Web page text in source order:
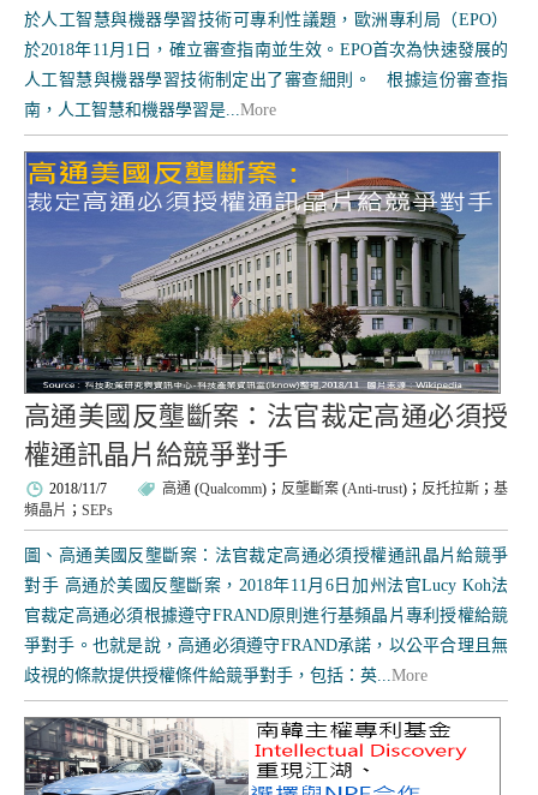
於人工智慧與機器學習技術可專利性議題，歐洲專利局（EPO）
於2018年11月1日，確立審查指南並生效。EPO首次為快速發展的
人工智慧與機器學習技術制定出了審查細則。 根據這份審查指
南，人工智慧和機器學習是...More
高通美國反壟斷案：法官裁定高通必須授
權通訊晶片給競爭對手
2018/11/7 高通(Qualcomm)； 反壟斷案(Anti-trust)； 反托拉斯 ；基
頻晶片 ； SEPs
圖、高通美國反壟斷案：法官裁定高通必須授權通訊晶片給競爭
對手 高通於美國反壟斷案，2018年11月6日加州法官Lucy Koh法
官裁定高通必須根據遵守FRAND原則進行基頻晶片專利授權給競
爭對手。也就是說，高通必須遵守FRAND承諾，以公平合理且無
歧視的條款提供授權條件給競爭對手，包括：英...More